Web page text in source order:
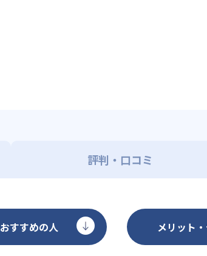
評判・口コミ
おすすめの人 メリット